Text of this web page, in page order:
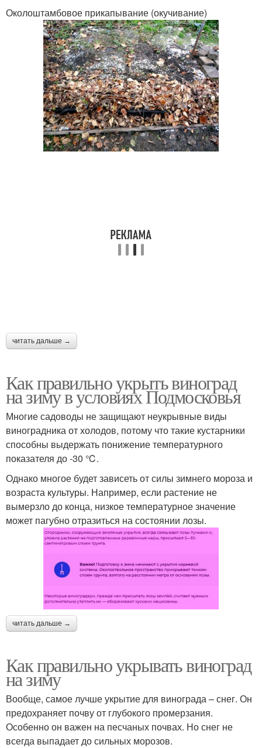
Околоштамбовое прикапывание (окучивание)
читать дальше →
Как правильно укрыть виноград
на зиму в условиях Подмосковья
Многие садоводы не защищают неукрывные виды
виноградника от холодов, потому что такие кустарники
способны выдержать понижение температурного
показателя до -30 ℃.
Однако многое будет зависеть от силы зимнего мороза и
возраста культуры. Например, если растение не
вымерзло до конца, низкое температурное значение
может пагубно отразиться на состоянии лозы.
читать дальше →
Как правильно укрывать виноград
на зиму
Вообще, самое лучше укрытие для винограда – снег. Он
предохраняет почву от глубокого промерзания.
Особенно он важен на песчаных почвах. Но снег не
всегда выпадает до сильных морозов.